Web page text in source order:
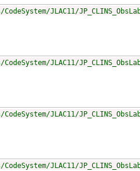
JLAC11/
JLAC11/
JLAC11/
JLAC11/